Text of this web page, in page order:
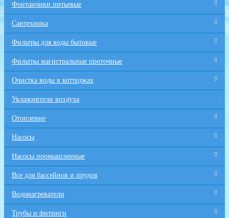
Фонтанчики питьевые
Сантехника
Фильтры для воды бытовые
Фильтры магистральные проточные
Очистка воды в коттеджах
Увлажнители воздуха
Отопление
Насосы
Насосы промышленные
Все для бaссейнов и прудов
Водонагреватели
Трубы и фитинги